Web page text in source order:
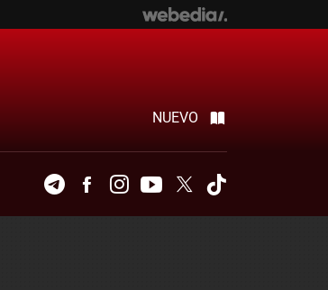
NUEVO
TelegramFacebookInstagramYoutubeTwitter